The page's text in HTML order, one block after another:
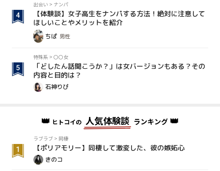
出会い > ナンパ
【体験談】女子高生をナンパする方法！絶対に注意して
ほしいことやメリットを紹介
ちぱ 男性
特殊系 > 〇〇女
「どしたん話聞こうか？」は女バージョンもある？その
内容と目的は？
石神りぴ
👑 ヒトコイの 人気体験談 ランキング 👑
ラブラブ > 同棲
【ポリアモリー】同棲して激変した、彼の嫉妬心
きのコ